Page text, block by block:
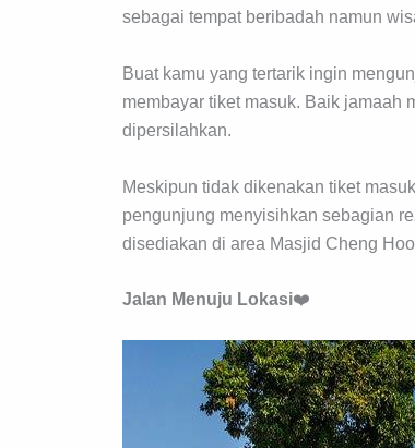
sebagai tempat beribadah namun
Buat kamu yang tertarik ingin
membayar tiket masuk. Baik jamaah
dipersilahkan.
Meskipun tidak dikenakan tiket
pengunjung menyisihkan sebagian
disediakan di area Masjid Cheng
Jalan Menuju Lokasi❤️